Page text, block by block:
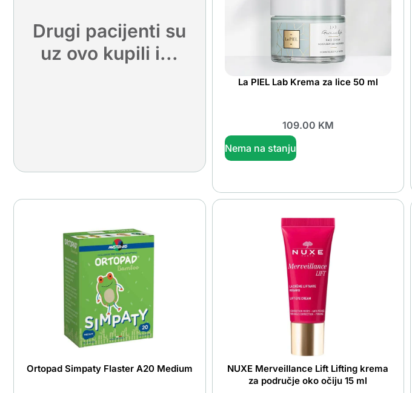
Drugi pacijenti su
uz ovo kupili i...
La PIEL Lab Krema za lice 50 ml
109.00 KM
Nema na stanju
Ortopad Simpaty Flaster A20 Medium
NUXE Merveillance Lift Lifting krema
za područje oko očiju 15 ml